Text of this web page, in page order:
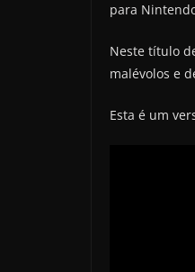
para
Neste título
malévolos e
Esta é um